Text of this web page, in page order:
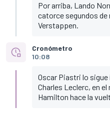
Por arriba, Lando
catorce segundos de
Verstappen.
Cronómetro
10:08
Oscar Piastri lo
Charles Leclerc, en
Hamilton hace la